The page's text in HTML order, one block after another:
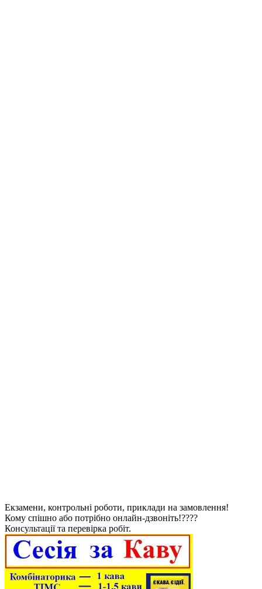
Екзамени, контрольні роботи, приклади на замовлення!
Кому спішно або потрібно онлайн-дзвоніть!????
Консультації та перевірка робіт.